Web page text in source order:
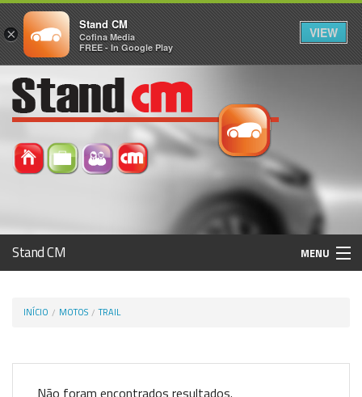
Stand CM MENU
Registo / Login
INÍCIO MOTOS TRAIL
Não foram encontrados resultados.
×
Stand CM
Cofina Media
FREE - In Google Play
VIEW